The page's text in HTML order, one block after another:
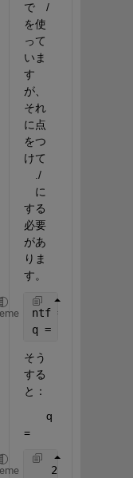
で　/
を使
って
いま
す
が、
それ
に点
をつ
けて
./
に
する
必要
があ
りま
す。
ntf = @(x)
q =
そう
する
と：
q
=
   2.6399e-07